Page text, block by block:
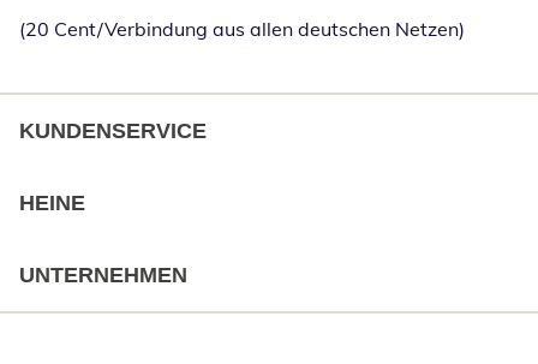
(20 Cent/Verbindung aus allen deutschen Netzen)
KUNDENSERVICE
HEINE
UNTERNEHMEN